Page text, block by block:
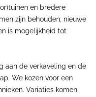
en bredere
zijn behouden, nieuwe
is mogelijkheid tot
aan de verkaveling en de
We kozen voor een
Variaties komen